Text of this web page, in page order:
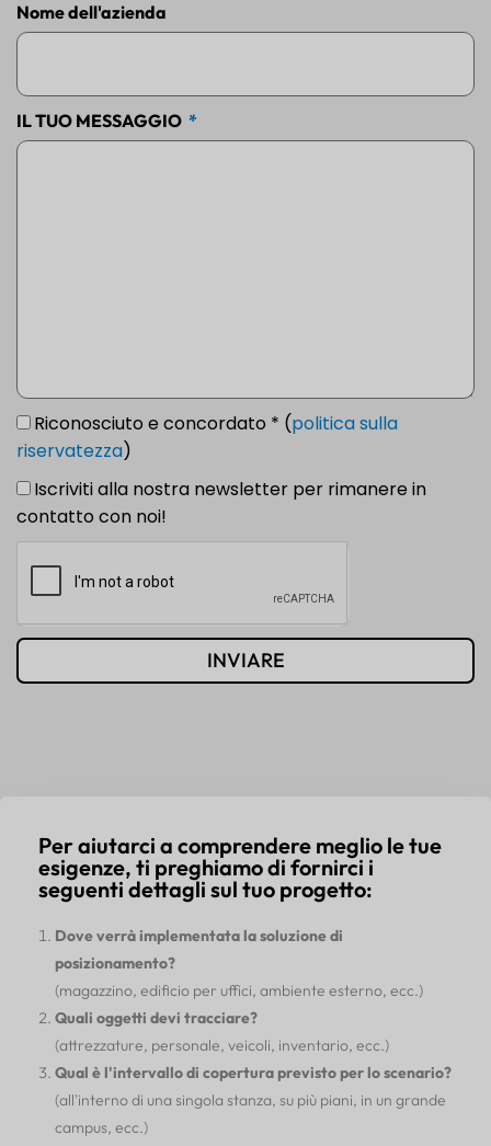
Nome dell'azienda
IL TUO MESSAGGIO
Riconosciuto e concordato * (politica sulla
riservatezza)
Iscriviti alla nostra newsletter per rimanere in
contatto con noi!
INVIARE
Per aiutarci a comprendere meglio le tue
esigenze, ti preghiamo di fornirci i
seguenti dettagli sul tuo progetto:
Dove verrà implementata la soluzione di
posizionamento?
(magazzino, edificio per uffici, ambiente esterno, ecc.)
Quali oggetti devi tracciare?
(attrezzature, personale, veicoli, inventario, ecc.)
Qual è l'intervallo di copertura previsto per lo scenario?
(all'interno di una singola stanza, su più piani, in un grande
campus, ecc.)